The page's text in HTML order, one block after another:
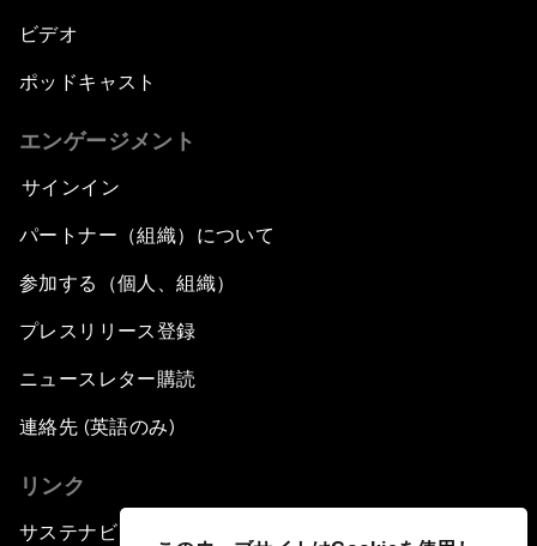
ビデオ
ポッドキャスト
エンゲージメント
サインイン
パートナー（組織）について
参加する（個人、組織）
プレスリリース登録
ニュースレター購読
連絡先 (英語のみ)
リンク
サステナビリティへの取り組み